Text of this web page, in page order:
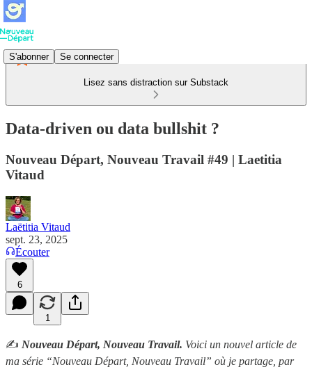
S'abonner Se connecter
Lisez sans distraction sur Substack
Data-driven ou data bullshit ?
Nouveau Départ, Nouveau Travail #49 | Laetitia
Vitaud
Laëtitia Vitaud
sept. 23, 2025
Écouter
6
1
✍️ Nouveau Départ, Nouveau Travail. Voici un nouvel article de
ma série “Nouveau Départ, Nouveau Travail” où je partage, par